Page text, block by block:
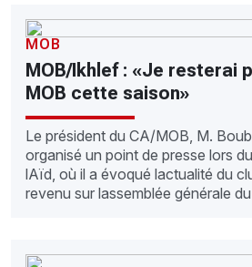
MOB
MOB/Ikhlef : «Je resterai
MOB cette saison»
Le président du CA/MOB, M.
organisé un point de presse lors
lAïd, où il a évoqué lactualité du
revenu sur lassemblée générale